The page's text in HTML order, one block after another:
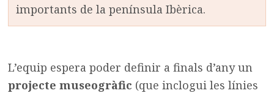
importants de la península Ibèrica.
L’equip espera poder definir a finals d’any un
projecte museogràfic (que inclogui les línies